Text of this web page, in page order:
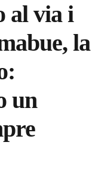
al via i
la
un